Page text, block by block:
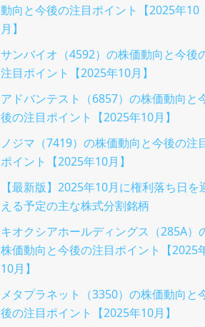
動向と今後の注目ポイント【2025年10
月】
サンバイオ（4592）の株価動向と今後
注目ポイント【2025年10月】
アドバンテスト（6857）の株価動向と
後の注目ポイント【2025年10月】
ノジマ（7419）の株価動向と今後の注
ポイント【2025年10月】
【最新版】2025年10月に権利落ち日を
える予定の主な株式分割銘柄
キオクシアホールディングス（285A）
株価動向と今後の注目ポイント【2025
10月】
メタプラネット（3350）の株価動向と
後の注目ポイント【2025年10月】